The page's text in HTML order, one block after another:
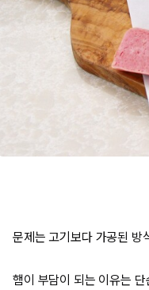
문제는 고기보다 가공된 방
햄이 부담이 되는 이유는